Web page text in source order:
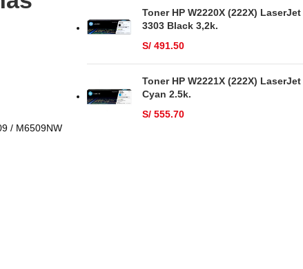
/ M6509NW
Toner HP W2220X (222X) LaserJet
3303 Black 3,2k.
S/491.50
Toner HP W2221X (222X) LaserJet
Cyan 2.5k.
S/555.70